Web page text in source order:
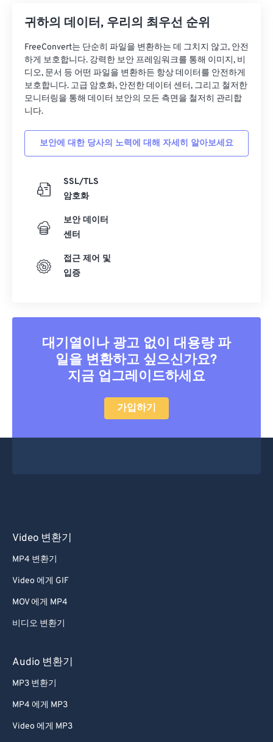
귀하의 데이터, 우리의 최우선 순위
FreeConvert는 단순히 파일을 변환하는 데 그치지 않고, 안전
하게 보호합니다. 강력한 보안 프레임워크를 통해 이미지, 비
디오, 문서 등 어떤 파일을 변환하든 항상 데이터를 안전하게
보호합니다. 고급 암호화, 안전한 데이터 센터, 그리고 철저한
모니터링을 통해 데이터 보안의 모든 측면을 철저히 관리합
니다.
보안에 대한 당사의 노력에 대해 자세히 알아보세요
SSL/TLS
암호화
보안 데이터
센터
접근 제어 및
입증
대기열이나 광고 없이 대용량 파
일을 변환하고 싶으신가요?
지금 업그레이드하세요
가입하기
Video 변환기
MP4 변환기
Video 에게 GIF
MOV 에게 MP4
비디오 변환기
Audio 변환기
MP3 변환기
MP4 에게 MP3
Video 에게 MP3